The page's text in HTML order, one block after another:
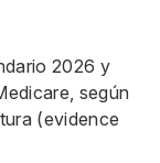
2026 y
según
(evidence